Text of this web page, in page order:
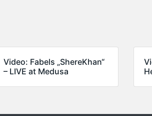
Video: Fabels „ShereKhan“
– LIVE at Medusa